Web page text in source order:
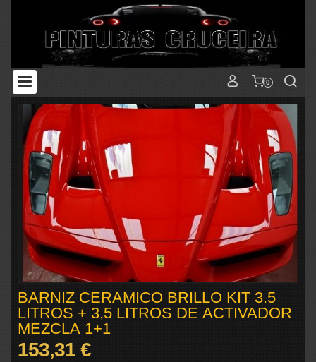
0
BARNIZ CERAMICO BRILLO KIT 3.5
LITROS + 3,5 LITROS DE ACTIVADOR
MEZCLA 1+1
153,31 €